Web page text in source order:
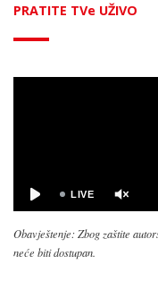
PRATITE TVe UŽIVO
Obavještenje: Zbog zaštite
neće biti dostupan.